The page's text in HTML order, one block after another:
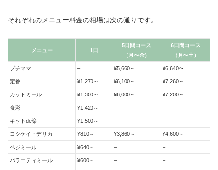
それぞれのメニュー料金の相場は次の通りです。
メニュー 1日
5日間コース
（月〜金）
6日間コース
（月〜土）
プチママ – ¥5,660～ ¥6,640〜
定番 ¥1,270～ ¥6,100～ ¥7,260～
カットミール ¥1,300～ ¥6,000～ ¥7,200～
食彩 ¥1,420～ – –
キットde楽 ¥1,500～ – –
ヨシケイ・デリカ ¥810～ ¥3,860～ ¥4,600～
ベジミール ¥640～ – –
バラエティミール ¥600～ – –